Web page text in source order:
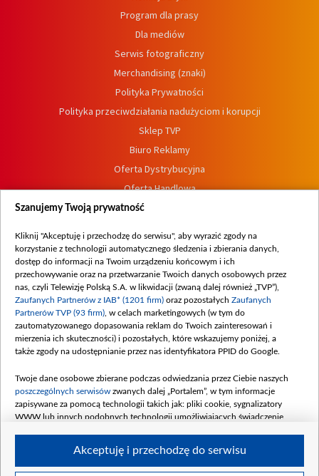
Program dla prasy
Dla mediów
Serwis fotograficzny
Merchandising (znaki)
Polityka Prywatności
Polityka przeciwdziałania nadużyciom i korupcji
Sklep TVP
Biuro Reklamy
Oferta Dystrybucyjna
Oferta Handlowa
Dostępność
Procedura zgłoszeń wewnętrznych
Szanujemy Twoją prywatność
Kliknij "Akceptuję i przechodzę do serwisu", aby wyrazić zgody na
korzystanie z technologii automatycznego śledzenia i zbierania danych,
dostęp do informacji na Twoim urządzeniu końcowym i ich
przechowywanie oraz na przetwarzanie Twoich danych osobowych przez
nas, czyli Telewizję Polską S.A. w likwidacji (zwaną dalej również „TVP”),
Zaufanych Partnerów z IAB* (1201 firm) oraz pozostałych Zaufanych
Partnerów TVP (93 firm) , w celach marketingowych (w tym do
zautomatyzowanego dopasowania reklam do Twoich zainteresowań i
mierzenia ich skuteczności) i pozostałych, które wskazujemy poniżej, a
także zgody na udostępnianie przez nas identyfikatora PPID do Google.
Twoje dane osobowe zbierane podczas odwiedzania przez Ciebie naszych
poszczególnych serwisów zwanych dalej „Portalem”, w tym informacje
zapisywane za pomocą technologii takich jak: pliki cookie, sygnalizatory
WWW lub innych podobnych technologii umożliwiających świadczenie
Akceptuję i przechodzę do serwisu